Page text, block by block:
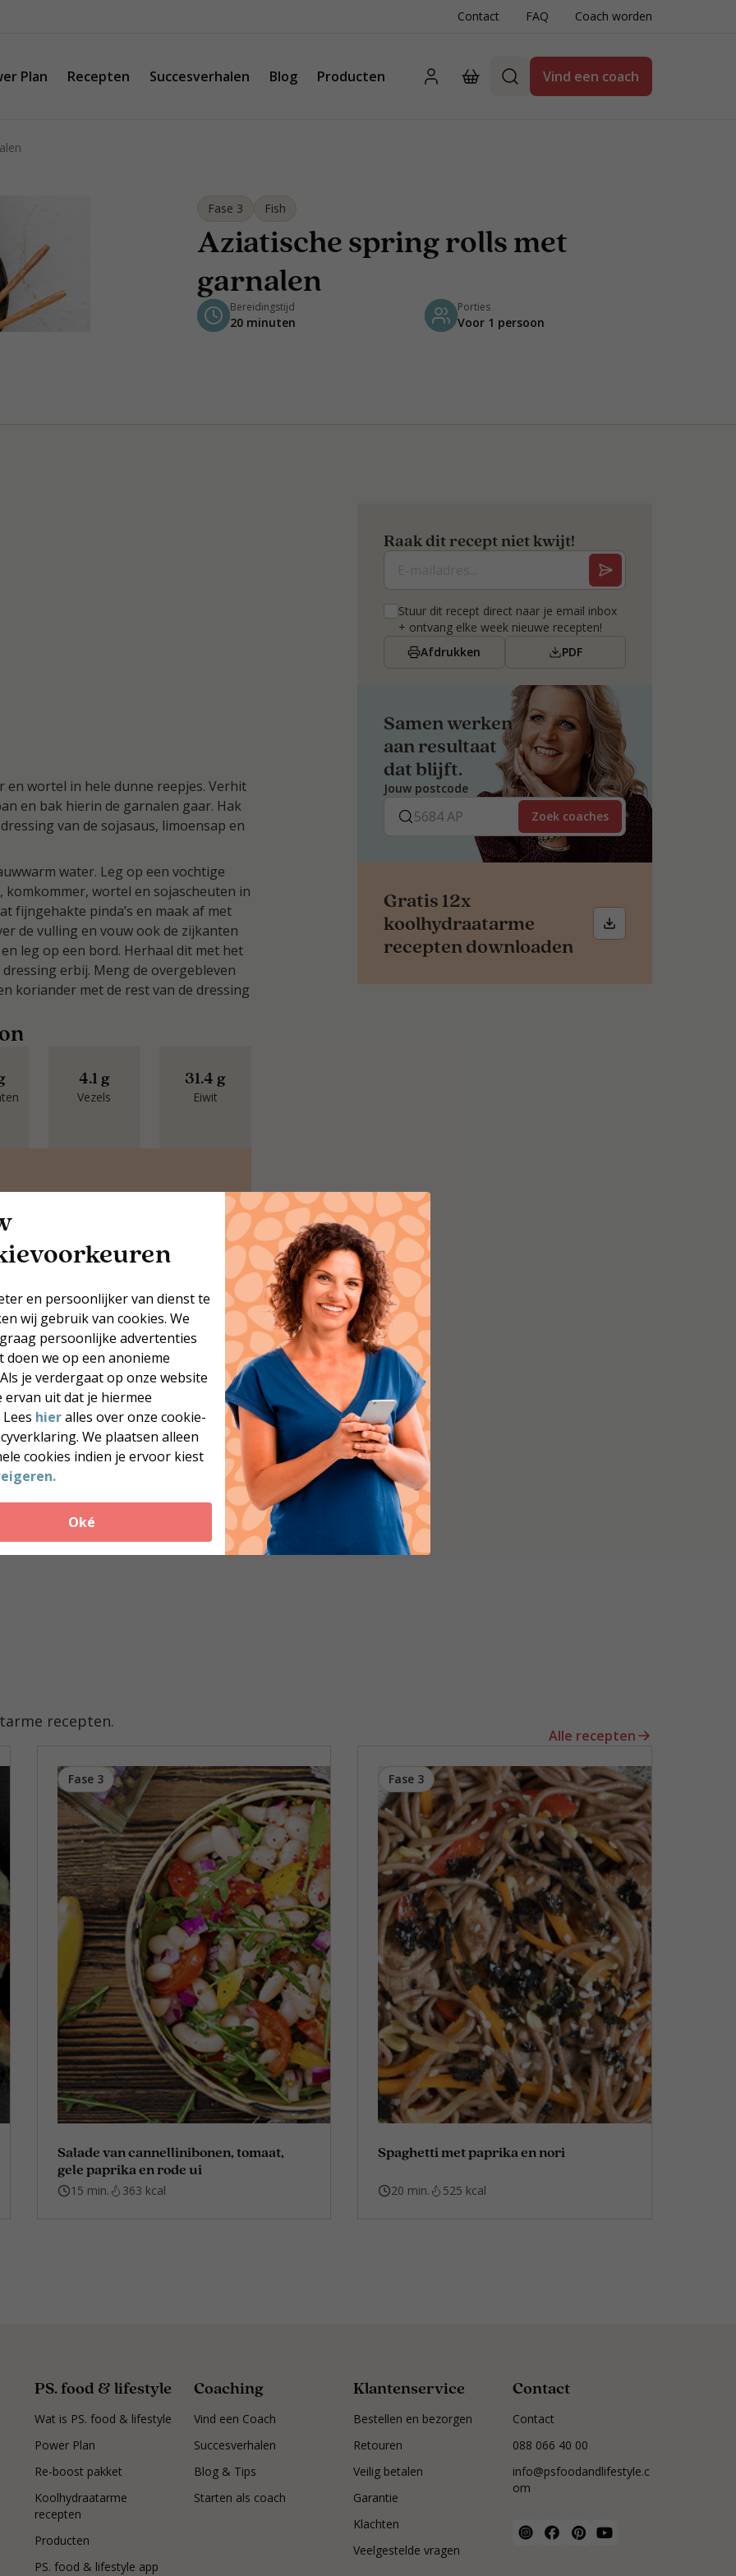
en persoonlijker van dienst te
wij gebruik van cookies. We
persoonlijke advertenties
doen we op een anonieme
je verdergaat op onze website
ervan uit dat je hiermee
hieralles over onze cookie-
We plaatsen alleen
cookies indien je ervoor kiest
Oké
Contact FAQ Coach worden
Plan Recepten Succesverhalen Blog Producten Vind een coach
Fase 3 Fish
Aziatische spring rolls met
garnalen
Bereidingstijd
20 minuten
Porties
Voor 1 persoon
en wortel in hele dunne reepjes. Verhit
en bak hierin de garnalen gaar. Hak
van de sojasaus, limoensap en
water. Leg op een vochtige
komkommer, wortel en sojascheuten in
fijngehakte pinda’s en maak af met
de vulling en vouw ook de zijkanten
leg op een bord. Herhaal dit met het
erbij. Meng de overgebleven
koriander met de rest van de dressing
4.1 g
Vezels
31.4 g
Eiwit
koolhydraatarme
je meer heerlijke,
onze gratis brochure
12 inspirerende recepten voor
elke dag van de week.
12 geteste recepten
Inclusief voedingswaarden
Direct beschikbaar
Gratis downloaden
Raak dit recept niet kwijt!
Stuur dit recept direct naar je email inbox
+ ontvang elke week nieuwe recepten!
Afdrukken
PDF
Samen werken
aan resultaat
dat blijft.
Jouw postcode
Zoek coaches
Gratis 12x
koolhydraatarme
recepten downloaden
recepten.
Alle recepten
Fase 3
Salade van cannellinibonen, tomaat,
gele paprika en rode ui
15 min. 363 kcal
Fase 3
Spaghetti met paprika en nori
20 min. 525 kcal
PS. food & lifestyle
Wat is PS. food & lifestyle
Power Plan
Re-boost pakket
Koolhydraatarme
recepten
Producten
PS. food & lifestyle app
Coaching
Vind een Coach
Succesverhalen
Blog & Tips
Starten als coach
Klantenservice
Bestellen en bezorgen
Retouren
Veilig betalen
Garantie
Klachten
Veelgestelde vragen
Contact
Contact
088 066 40 00
info@psfoodandlifestyle.c
om